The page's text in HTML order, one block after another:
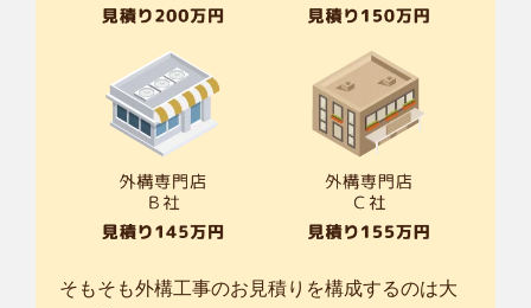
そもそも外構工事のお見積りを構成するのは大